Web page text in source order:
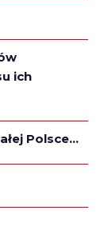
ich
Polsce…